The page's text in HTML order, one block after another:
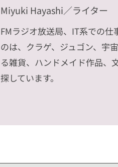
Miyuki Hayashi／ライター
FMラジオ放送局、IT系での
のは、クラゲ、ジュゴン、宇
る雑貨、ハンドメイド作品、
探しています。